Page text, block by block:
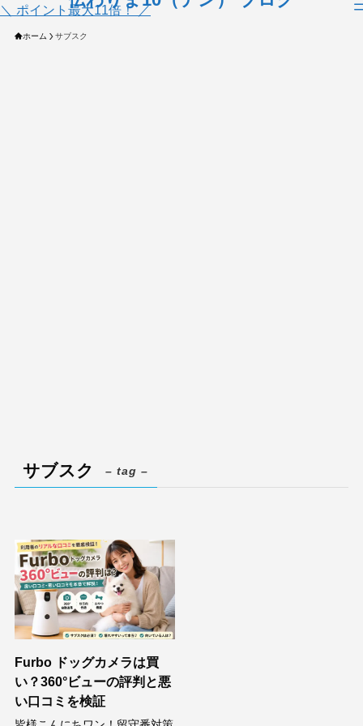
＼ ポイント最大11倍！ ／
ホーム サブスク
サブスク – tag –
Furbo ドッグカメラは買
い？360°ビューの評判と悪
い口コミを検証